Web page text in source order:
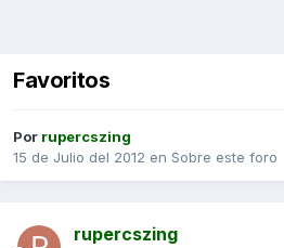
Favoritos
Por rupercszing
15 de Julio del 2012 en Sobre este foro
rupercszing